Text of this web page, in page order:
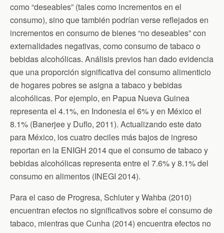
como “deseables” (tales como incrementos en el
consumo), sino que también podrían verse reflejados en
incrementos en consumo de bienes “no deseables” con
externalidades negativas, como consumo de tabaco o
bebidas alcohólicas. Análisis previos han dado evidencia
que una proporción significativa del consumo alimenticio
de hogares pobres se asigna a tabaco y bebidas
alcohólicas. Por ejemplo, en Papua Nueva Guinea
representa el 4.1%, en Indonesia el 6% y en México el
8.1% (Banerjee y Duflo, 2011). Actualizando este dato
para México, los cuatro deciles más bajos de ingreso
reportan en la ENIGH 2014 que el consumo de tabaco y
bebidas alcohólicas representa entre el 7.6% y 8.1% del
consumo en alimentos (INEGI 2014).
Para el caso de Progresa, Schluter y Wahba (2010)
encuentran efectos no significativos sobre el consumo de
tabaco, mientras que Cunha (2014) encuentra efectos no